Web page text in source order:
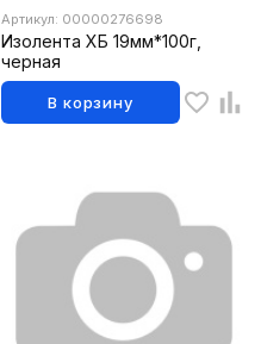
Артикул: 00000276698
Изолента ХБ 19мм*100г,
черная
В корзину